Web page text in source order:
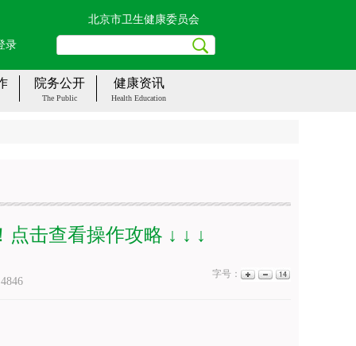
北京市卫生健康委员会
录
院务公开
The Public
健康资讯
Health Education
击查看操作攻略 ↓ ↓ ↓
4846
字号：